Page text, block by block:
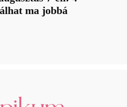
ma jobbá